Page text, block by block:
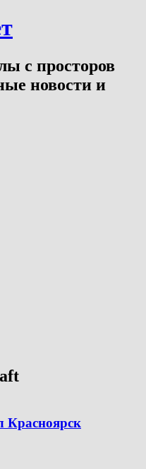
с просторов
новости и
Красноярск